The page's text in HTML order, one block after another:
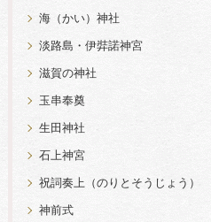
海（かい）神社
淡路島・伊弉諾神宮
滋賀の神社
玉串奉奠
生田神社
石上神宮
祝詞奏上（のりとそうじょう）
神前式